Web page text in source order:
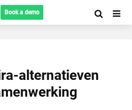
Book a demo
alternatieven